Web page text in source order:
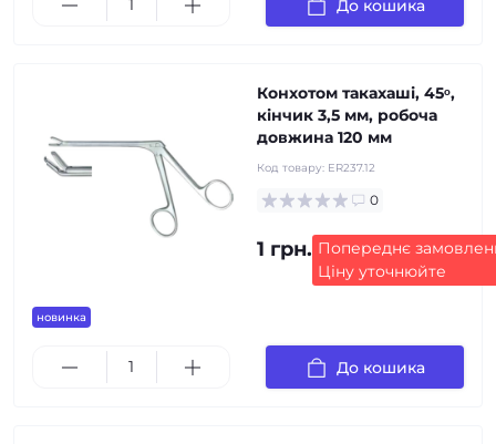
До кошика
новинка
Конхотом такахаші, 45ᵒ,
кінчик 3,5 мм, робоча
довжина 120 мм
Код товару: ER237.12
0
1 грн. Попереднє
Ціну уточнюйте
До кошика